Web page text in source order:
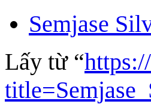
Semjase
Lấy từ “